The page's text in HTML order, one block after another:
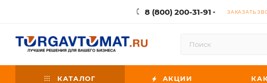
8 (800) 200-31-91 ЗАКАЗАТЬ
КАТАЛОГ АКЦИИ